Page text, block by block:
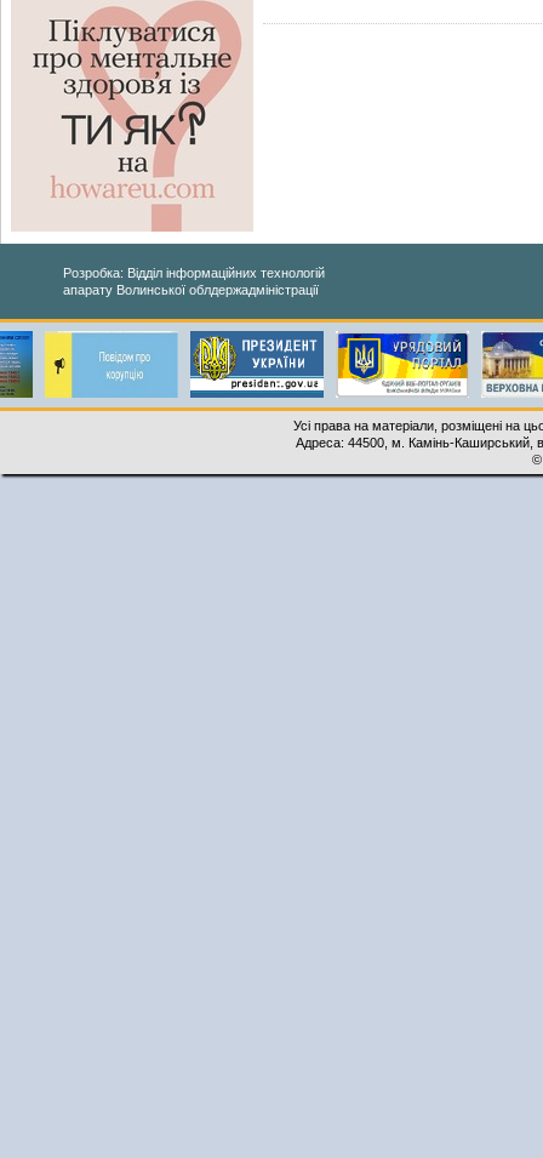
Розробка: Відділ інформаційних технологій
апарату Волинської облдержадміністрації
Усі права на матеріали, розміщені на
Адреса: 44500, м. Камінь-Каширський,
©